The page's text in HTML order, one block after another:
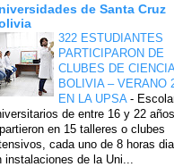
de Santa Cruz
322 ESTUDIANTES
PARTICIPARON DE
CLUBES DE CIENCIA
BOLIVIA – VERANO
EN LA UPSA -
de entre 16 y 22
en 15 talleres o clubes
cada uno de 8 horas
instalaciones de la Uni...